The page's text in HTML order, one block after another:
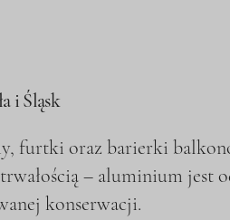
i Śląsk
furtki oraz barierki
trwałością – aluminium jest
konserwacji.